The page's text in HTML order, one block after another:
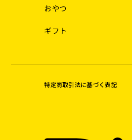
おやつ
ギフト
特定商取引法に基づく表記